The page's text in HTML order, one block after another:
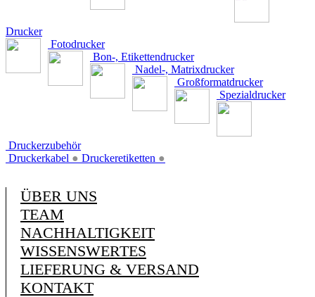
Drucker
Fotodrucker
Bon-, Etikettendrucker
Nadel-, Matrixdrucker
Großformatdrucker
Spezialdrucker
Druckerzubehör
Druckerkabel ● Druckeretiketten ●
ÜBER UNS
TEAM
NACHHALTIGKEIT
WISSENSWERTES
LIEFERUNG & VERSAND
KONTAKT